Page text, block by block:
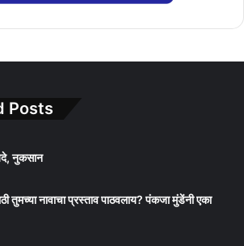
Posts
नुकसान
तुमच्या नावाचा प्रस्ताव पाठवलाय? पंकजा मुंडेंनी एका